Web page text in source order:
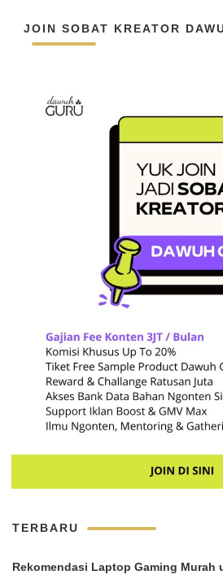
JOIN SOBAT KREATOR
TERBARU
Rekomendasi Laptop Gaming Murah